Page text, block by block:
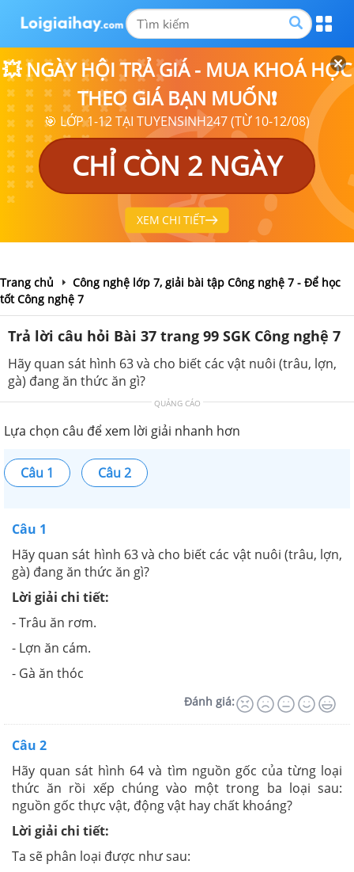
💥 NGÀY HỘI TRẢ GIÁ - MUA KHOÁ HỌC
THEO GIÁ BẠN MUỐN❗
🎯 LỚP 1-12 TẠI TUYENSINH247 (TỪ 10-12/08)
CHỈ CÒN 2 NGÀY
XEM CHI TIẾT
Trang chủ
Công nghệ lớp 7, giải bài tập Công nghệ 7 - Để học
tốt Công nghệ 7
Trả lời câu hỏi Bài 37 trang 99 SGK Công nghệ 7
Hãy quan sát hình 63 và cho biết các vật nuôi (trâu, lợn,
gà) đang ăn thức ăn gì?
QUẢNG CÁO
Lựa chọn câu để xem lời giải nhanh hơn
Câu 1 Câu 2
Câu 1
Hãy quan sát hình 63 và cho biết các vật nuôi (trâu, lợn,
gà) đang ăn thức ăn gì?
Lời giải chi tiết:
- Trâu ăn rơm.
- Lợn ăn cám.
- Gà ăn thóc
Đánh giá:
Câu 2
Hãy quan sát hình 64 và tìm nguồn gốc của từng loại
thức ăn rồi xếp chúng vào một trong ba loại sau:
nguồn gốc thực vật, động vật hay chất khoáng?
Lời giải chi tiết:
Ta sẽ phân loại được như sau: